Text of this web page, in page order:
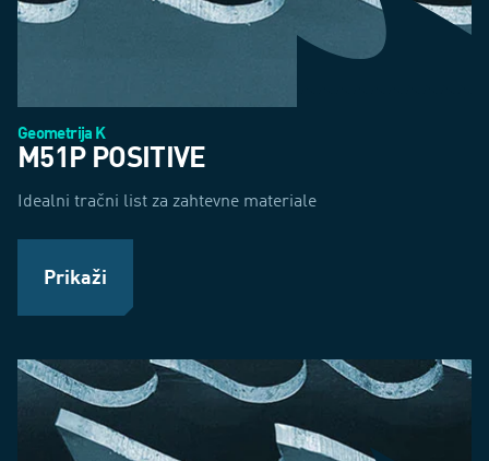
Geometrija K
M51P POSITIVE
Idealni tračni list za zahtevne materiale
Prikaži